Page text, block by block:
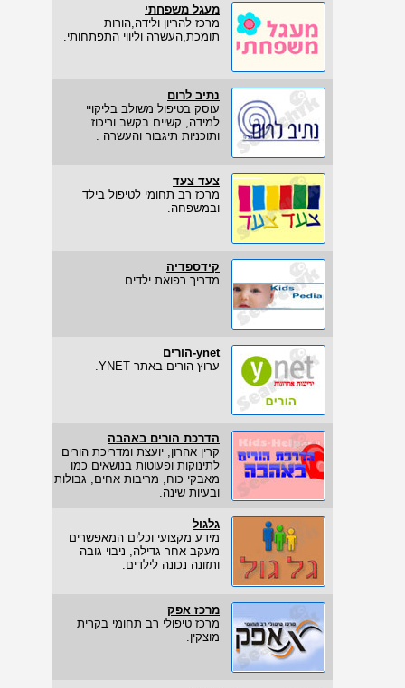
מעגל משפחתי
מרכז להריון ולידה,הורות
תומכת,העשרה וליווי התפתחותי.
נתיב לרום
עוסק בטיפול משולב בליקויי
למידה, קשיים בקשב וריכוז
ותוכניות תיגבור והעשרה .
צעד צעד
מרכז רב תחומי לטיפול בילד
ובמשפחה.
קידספדיה
מדריך רפואת ילדים
ynet-הורים
ערוץ הורים באתר YNET.
הדרכת הורים באהבה
קרין אהרון, יועצת ומדריכת הורים
לתינוקות ופעוטות בנושאים כמו
מאבקי כוח, מריבות אחים, גבולות
ובעיות שינה.
גלגול
מידע מקצועי וכלים המאפשרים
מעקב אחר גדילה, ניבוי גובה
ותזונה נכונה לילדים.
מרכז אפק
מרכז טיפולי רב תחומי בקרית
מוצקין.